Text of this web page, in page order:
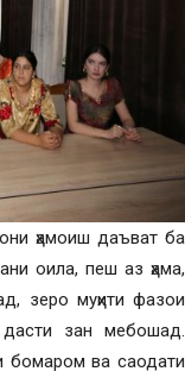
ҳамоиш даъват ба
оила, пеш аз ҳама,
зеро муҳити фазои
зан мебошад.
бомаром ва саодати